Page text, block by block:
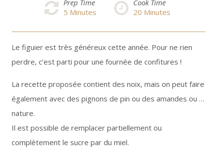
Prep Time
5 Minutes
Cook Time
20 Minutes
Le figuier est très généreux cette année. Pour ne rien
perdre, c’est parti pour une fournée de confitures !
La recette proposée contient des noix, mais on peut faire
également avec des pignons de pin ou des amandes ou …
nature.
Il est possible de remplacer partiellement ou
complètement le sucre par du miel.